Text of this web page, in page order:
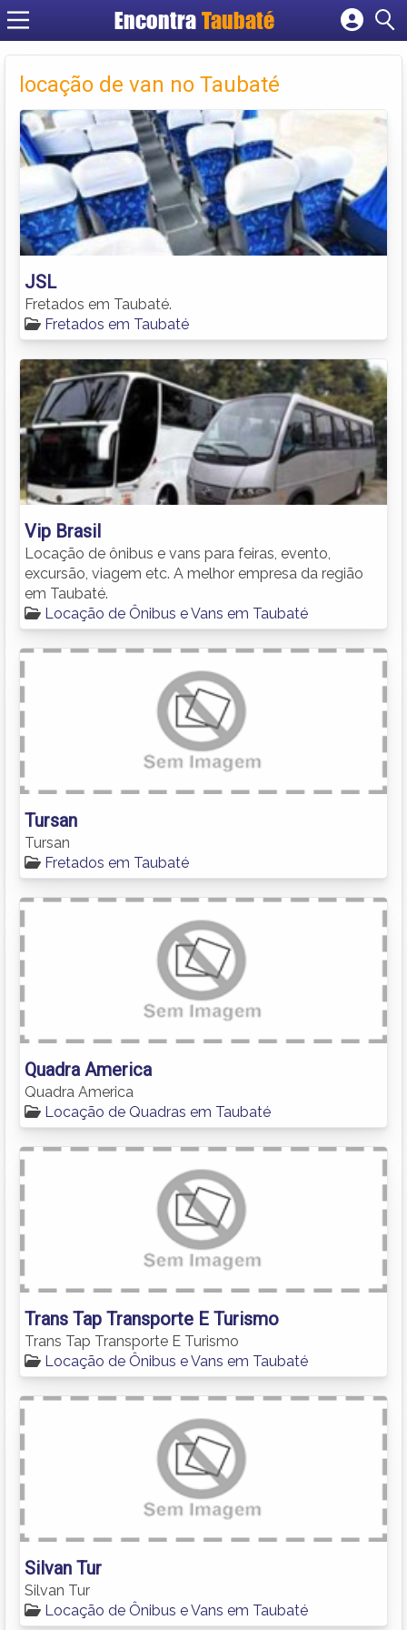
EncontraTaubaté
Cadastrar empresa
Criar conta
locação de van no Taubaté
JSL
Fretados em Taubaté.
Fretados em Taubaté
Vip Brasil
Locação de ônibus e vans para feiras, evento,
excursão, viagem etc. A melhor empresa da região
em Taubaté.
Locação de Ônibus e Vans em Taubaté
Tursan
Tursan
Fretados em Taubaté
Quadra America
Quadra America
Locação de Quadras em Taubaté
Trans Tap Transporte E Turismo
Trans Tap Transporte E Turismo
Locação de Ônibus e Vans em Taubaté
Silvan Tur
Silvan Tur
Locação de Ônibus e Vans em Taubaté